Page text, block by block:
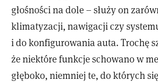
głośności na dole – służy on
klimatyzacji, nawigacji czy
i do konfigurowania auta. Trochę
że niektóre funkcje schowano w
głęboko, niemniej te, do których